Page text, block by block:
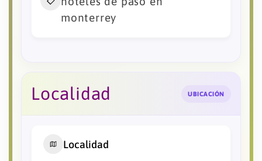
monterrey
Localidad UBICACIÓN
Localidad